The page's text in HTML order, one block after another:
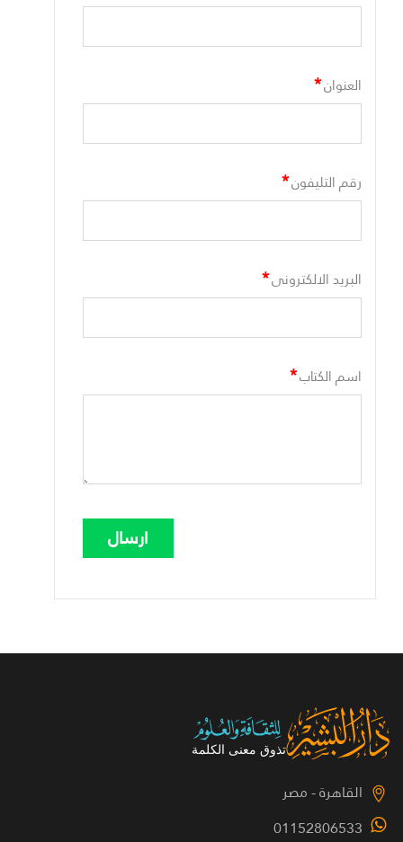
العنوان*
رقم التليفون*
البريد الالكترونى*
اسم الكتاب*
القاهرة - مصر
01152806533